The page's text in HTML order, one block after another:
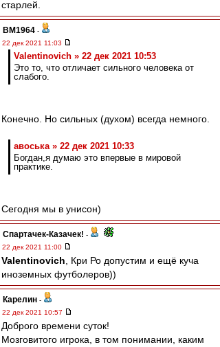
старлей.
BM1964 -
22 дек 2021 11:03
Valentinovich » 22 дек 2021 10:53
Это то, что отличает сильного человека от
слабого.
Конечно. Но сильных (духом) всегда немного.
авоська » 22 дек 2021 10:33
Богдан,я думаю это впервые в мировой
практике.
Сегодня мы в унисон)
Спартачек-Казачек! -
22 дек 2021 11:00
Valentinovich , Кри Ро допустим и ещё куча
иноземных футболеров))
Карелин -
22 дек 2021 10:57
Доброго времени суток!
Мозговитого игрока, в том понимании, каким